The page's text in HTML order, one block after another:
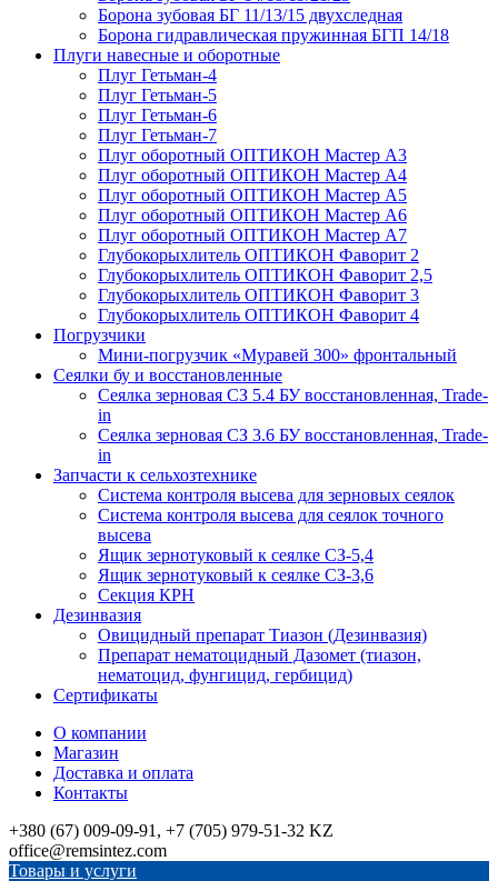
Борона зубовая БГ 11/13/15 двухследная
Борона гидравлическая пружинная БГП 14/18
Плуги навесные и оборотные
Плуг Гетьман-4
Плуг Гетьман-5
Плуг Гетьман-6
Плуг Гетьман-7
Плуг оборотный ОПТИКОН Мастер А3
Плуг оборотный ОПТИКОН Мастер А4
Плуг оборотный ОПТИКОН Мастер А5
Плуг оборотный ОПТИКОН Мастер А6
Плуг оборотный ОПТИКОН Мастер А7
Глубокорыхлитель ОПТИКОН Фаворит 2
Глубокорыхлитель ОПТИКОН Фаворит 2,5
Глубокорыхлитель ОПТИКОН Фаворит 3
Глубокорыхлитель ОПТИКОН Фаворит 4
Погрузчики
Мини-погрузчик «Муравей 300» фронтальный
Сеялки бу и восстановленные
Сеялка зерновая СЗ 5.4 БУ восстановленная, Trade-
in
Сеялка зерновая СЗ 3.6 БУ восстановленная, Trade-
in
Запчасти к сельхозтехнике
Система контроля высева для зерновых сеялок
Система контроля высева для сеялок точного
высева
Ящик зернотуковый к сеялке СЗ-5,4
Ящик зернотуковый к сеялке СЗ-3,6
Секция КРН
Дезинвазия
Овицидный препарат Тиазон (Дезинвазия)
Препарат нематоцидный Дазомет (тиазон,
нематоцид, фунгицид, гербицид)
Сертификаты
О компании
Магазин
Доставка и оплата
Контакты
+380 (67) 009-09-91, +7 (705) 979-51-32 KZ
office@remsintez.com
Товары и услуги